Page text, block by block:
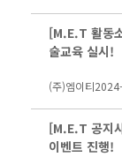
[M.E.T 활동
술교육 실시!
(주)엠이티
[M.E.T 공지
이벤트 진행!